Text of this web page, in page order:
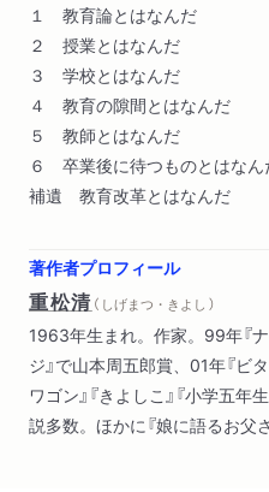
１ 教育論とはなんだ
２ 授業とはなんだ
３ 学校とはなんだ
４ 教育の隙間とはなんだ
５ 教師とはなんだ
６ 卒業後に待つものとはなん
補遺 教育改革とはなんだ
著作者プロフィール
重松清（ しげまつ・きよし ）
1963年生まれ。作家。99年『
ジ』で山本周五郎賞、01年『ビ
ワゴン』『きよしこ』『小学五年
説多数。ほかに『娘に語るお父